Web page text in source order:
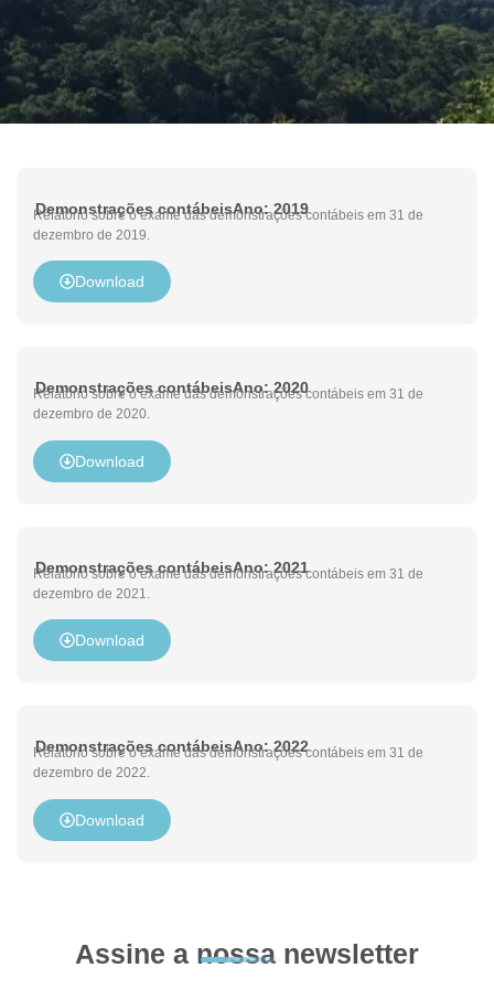
Demonstrações contábeisAno: 2019
Relatório sobre o exame das demonstrações contábeis em 31 de
dezembro de 2019.
Download
Demonstrações contábeisAno: 2020
Relatório sobre o exame das demonstrações contábeis em 31 de
dezembro de 2020.
Download
Demonstrações contábeisAno: 2021
Relatório sobre o exame das demonstrações contábeis em 31 de
dezembro de 2021.
Download
Demonstrações contábeisAno: 2022
Relatório sobre o exame das demonstrações contábeis em 31 de
dezembro de 2022.
Download
Assine a nossa newsletter